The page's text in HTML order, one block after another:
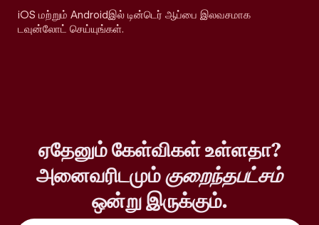
iOS மற்றும் Androidஇல் டின்டெர் ஆப்பை இலவசமாக
டவுன்லோட் செய்யுங்கள்.
ஏதேனும் கேள்விகள் உள்ளதா?
அனைவரிடமும்குறைந்தபட்சம்
ஒன்று இருக்கும்.